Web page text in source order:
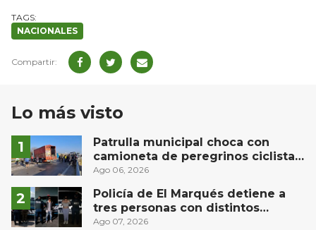
NACIONALES
Lo más visto
Patrulla municipal choca con
camioneta de peregrinos ciclistas
en la autopista México-Querétaro
Ago 06, 2026
Policía de El Marqués detiene a
tres personas con distintos
narcóticos
Ago 07, 2026